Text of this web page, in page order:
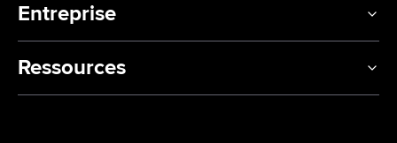
Entreprise
Ressources